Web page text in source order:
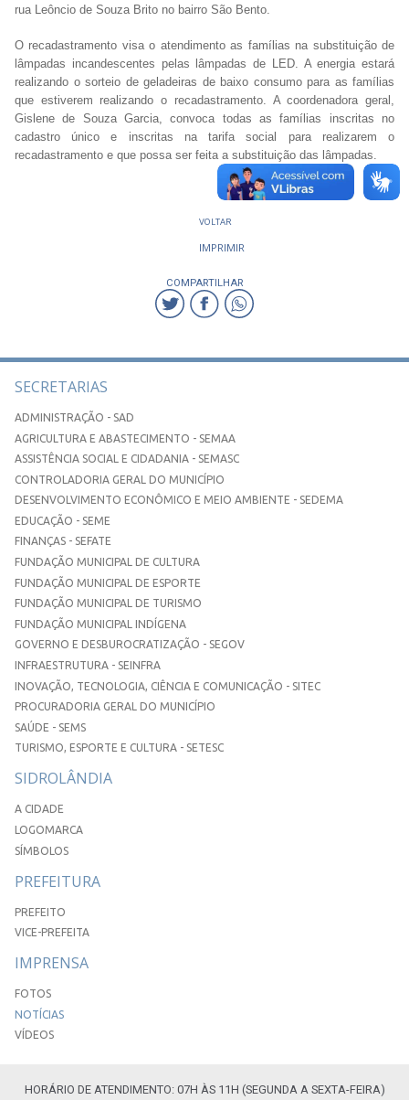
rua Leôncio de Souza Brito no bairro São Bento.
O recadastramento visa o atendimento as famílias na substituição de
lâmpadas incandescentes pelas lâmpadas de LED. A energia estará
realizando o sorteio de geladeiras de baixo consumo para as famílias
que estiverem realizando o recadastramento. A coordenadora geral,
Gislene de Souza Garcia, convoca todas as famílias inscritas no
cadastro único e inscritas na tarifa social para realizarem o
recadastramento e que possa ser feita a substituição das lâmpadas.
VOLTAR
IMPRIMIR
COMPARTILHAR
SECRETARIAS
ADMINISTRAÇÃO - SAD
AGRICULTURA E ABASTECIMENTO - SEMAA
ASSISTÊNCIA SOCIAL E CIDADANIA - SEMASC
CONTROLADORIA GERAL DO MUNICÍPIO
DESENVOLVIMENTO ECONÔMICO E MEIO AMBIENTE - SEDEMA
EDUCAÇÃO - SEME
FINANÇAS - SEFATE
FUNDAÇÃO MUNICIPAL DE CULTURA
FUNDAÇÃO MUNICIPAL DE ESPORTE
FUNDAÇÃO MUNICIPAL DE TURISMO
FUNDAÇÃO MUNICIPAL INDÍGENA
GOVERNO E DESBUROCRATIZAÇÃO - SEGOV
INFRAESTRUTURA - SEINFRA
INOVAÇÃO, TECNOLOGIA, CIÊNCIA E COMUNICAÇÃO - SITEC
PROCURADORIA GERAL DO MUNICÍPIO
SAÚDE - SEMS
TURISMO, ESPORTE E CULTURA - SETESC
SIDROLÂNDIA
A CIDADE
LOGOMARCA
SÍMBOLOS
PREFEITURA
PREFEITO
VICE-PREFEITA
IMPRENSA
FOTOS
NOTÍCIAS
VÍDEOS
HORÁRIO DE ATENDIMENTO: 07H ÀS 11H (SEGUNDA A SEXTA-FEIRA)